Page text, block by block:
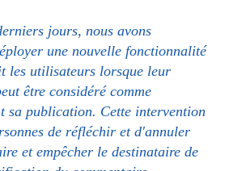
jours, nous avons
une nouvelle fonctionnalité
les utilisateurs lorsque leur
être considéré comme
sa publication. Cette intervention
de réfléchir et d'annuler
et empêcher le destinataire de